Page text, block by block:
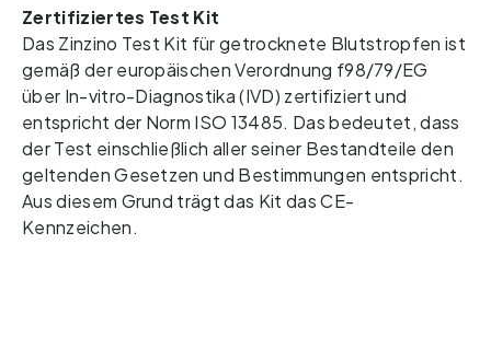
Zertifiziertes Test Kit
Das Zinzino Test Kit für getrocknete Blutstropfen ist
gemäß der europäischen Verordnung f98/79/EG
über In-vitro-Diagnostika (IVD) zertifiziert und
entspricht der Norm ISO 13485. Das bedeutet, dass
der Test einschließlich aller seiner Bestandteile den
geltenden Gesetzen und Bestimmungen entspricht.
Aus diesem Grund trägt das Kit das CE-
Kennzeichen.